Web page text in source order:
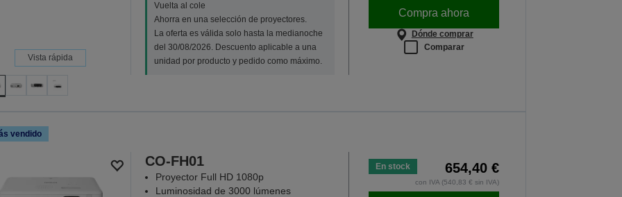
Vista rápida
Vuelta al cole
Ahorra en una selección de proyectores.
La oferta es válida solo hasta la medianoche
del 30/08/2026. Descuento aplicable a una
unidad por producto y pedido como máximo.
Compra ahora
Dónde comprar
Comparar
vendido
CO-FH01
Proyector Full HD 1080p
Luminosidad de 3000 lúmenes
En stock 654,40 €
con IVA (540,83 € sin IVA)